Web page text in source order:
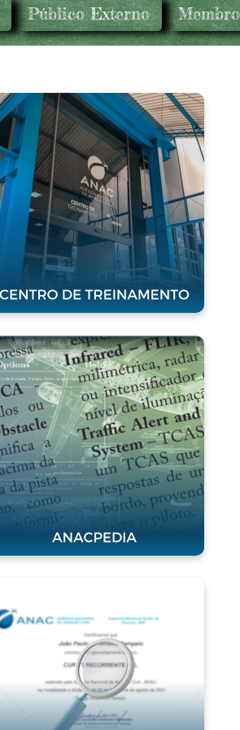
Público Externo
Centro de
Treinamento
Clique para acessar
ANACPÉDIA
Clique para acessar
Validar
Certificado